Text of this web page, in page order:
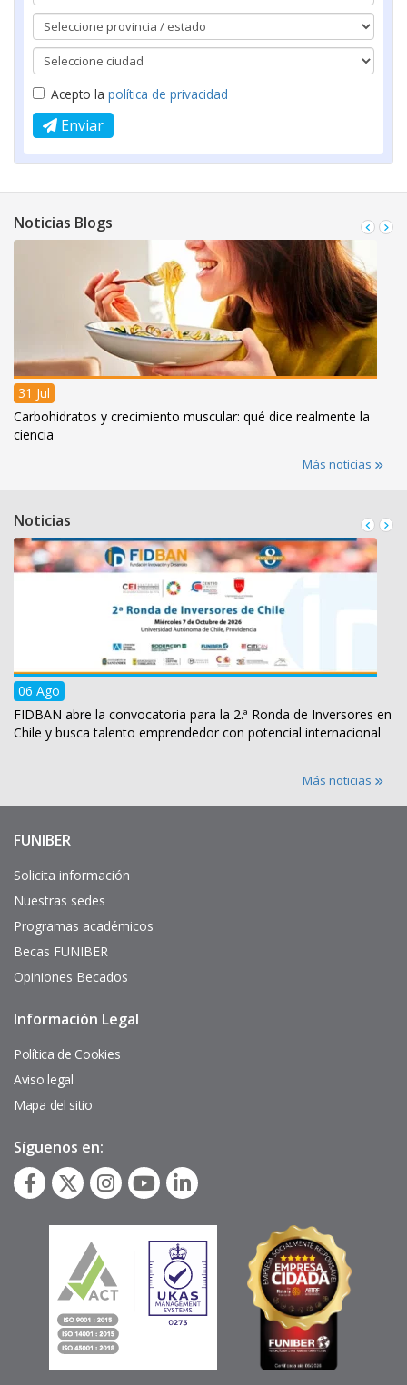
Acepto la política de privacidad
Enviar
Noticias Blogs
31 Jul
Carbohidratos y crecimiento muscular: qué dice realmente la
ciencia
Más noticias
Noticias
06 Ago
FIDBAN abre la convocatoria para la 2.ª Ronda de Inversores en
Chile y busca talento emprendedor con potencial internacional
Más noticias
Enlaces
interés
FUNIBER
Solicita información
Nuestras sedes
Programas académicos
Becas FUNIBER
Opiniones Becados
Pie
página
Información Legal
Política de Cookies
Aviso legal
Mapa del sitio
Síguenos en: